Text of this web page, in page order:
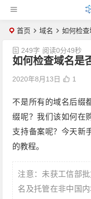
首页 域名 如何检查
如何检查域名是
2020年8月13日 1
249字 阅读0分49秒
不是所有的域名后缀
缀呢？我们该如何在
支持备案呢？今天新
的教程。
注意：未获工信部
名及托管在非中国